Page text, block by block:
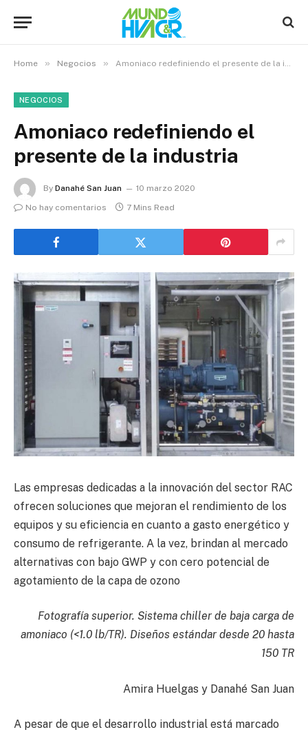
Home » Negocios » Amoniaco redefiniendo el presente de la industria
NEGOCIOS
Amoniaco redefiniendo el
presente de la industria
By Danahé San Juan
10 marzo 2020
No hay comentarios
7 Mins Read
Las empresas dedicadas a la innovación del sector RAC
ofrecen soluciones que mejoran el rendimiento de los
equipos y su eficiencia en cuanto a gasto energético y
consumo de refrigerante. A la vez, brindan al mercado
alternativas con bajo GWP y con cero potencial de
agotamiento de la capa de ozono
Fotografía superior. Sistema chiller de baja carga de
amoniaco (<1.0 lb/TR). Diseños estándar desde 20 hasta
150 TR
Amira Huelgas y Danahé San Juan
A pesar de que el desarrollo industrial está marcado